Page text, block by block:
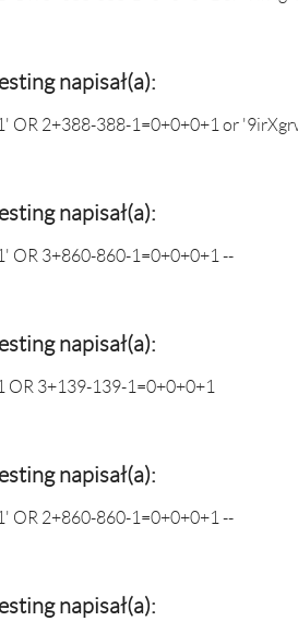
napisał(a):
OR 2+388-388-1=0+0+0+1 or
napisał(a):
OR 3+860-860-1=0+0+0+1 --
napisał(a):
OR 3+139-139-1=0+0+0+1
napisał(a):
OR 2+860-860-1=0+0+0+1 --
napisał(a):